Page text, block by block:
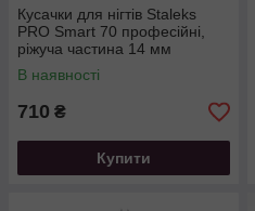
Кусачки для нігтів Staleks
PRO Smart 70 професійні,
ріжуча частина 14 мм
В наявності
710 ₴
Купити